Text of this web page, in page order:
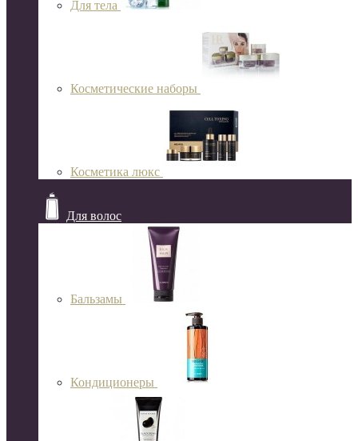
Для тела
Косметические наборы
Косметика люкс
Для волос
Бальзамы
Кондиционеры